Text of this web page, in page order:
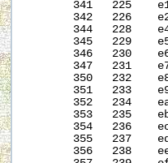
341   225
342   226
344   228
345   229
346   230
347   231
350   232
351   233
352   234
353   235
354   236
355   237
356   238